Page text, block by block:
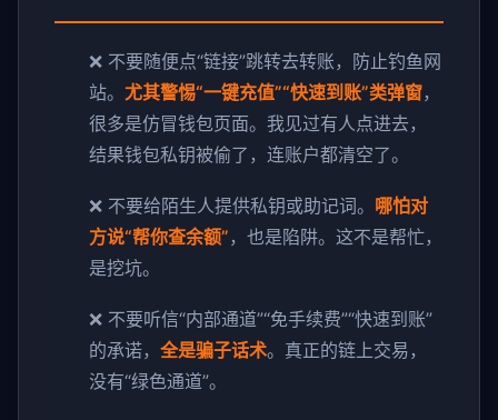
❌ 不要随便点“链接”跳转去转账，防止钓鱼网
站。 尤其警惕“一键充值”“快速到账”类弹窗，
很多是仿冒钱包页面。我见过有人点进去，
结果钱包私钥被偷了，连账户都清空了。
❌ 不要给陌生人提供私钥或助记词。 哪怕对
方说“帮你查余额” ，也是陷阱。这不是帮忙，
是挖坑。
❌ 不要听信“内部通道”“免手续费”“快速到账”
的承诺， 全是骗子话术。真正的链上交易，
没有“绿色通道”。